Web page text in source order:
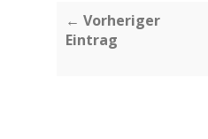
← Vorheriger
Eintrag